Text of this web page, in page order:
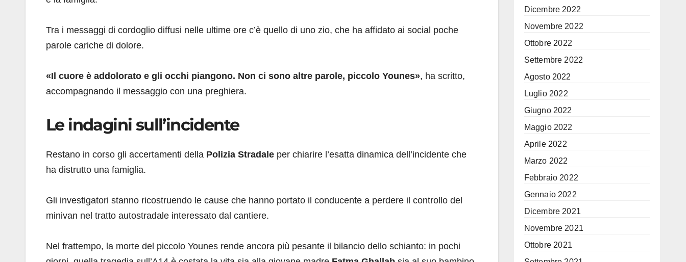
Tra i messaggi di cordoglio diffusi nelle ultime ore c’è quello di uno zio, che ha affidato ai social poche
parole cariche di dolore.
«Il cuore è addolorato e gli occhi piangono. Non ci sono altre parole, piccolo Younes», ha scritto,
accompagnando il messaggio con una preghiera.
Le indagini sull’incidente
Restano in corso gli accertamenti della Polizia Stradale per chiarire l’esatta dinamica dell’incidente che
ha distrutto una famiglia.
Gli investigatori stanno ricostruendo le cause che hanno portato il conducente a perdere il controllo del
minivan nel tratto autostradale interessato dal cantiere.
Nel frattempo, la morte del piccolo Younes rende ancora più pesante il bilancio dello schianto: in pochi
Dicembre 2022
Novembre 2022
Ottobre 2022
Settembre 2022
Agosto 2022
Luglio 2022
Giugno 2022
Maggio 2022
Aprile 2022
Marzo 2022
Febbraio 2022
Gennaio 2022
Dicembre 2021
Novembre 2021
Ottobre 2021